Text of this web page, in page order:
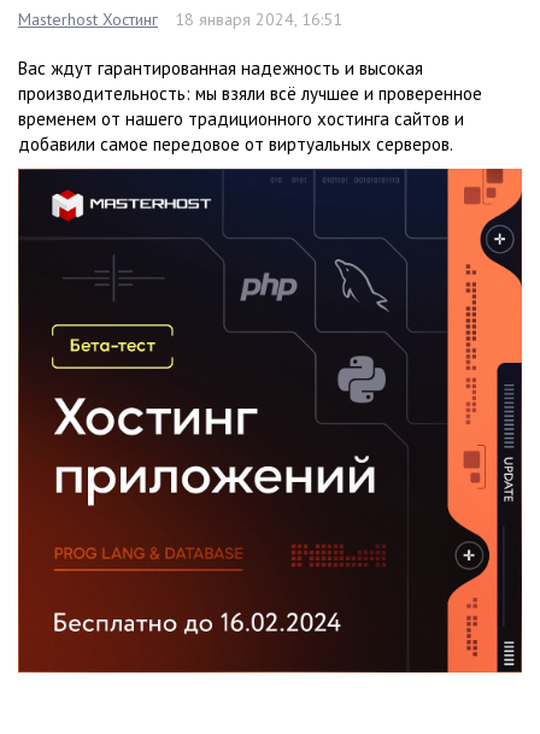
Masterhost Хостинг 18 января 2024, 16:51
Вас ждут гарантированная надежность и высокая
производительность: мы взяли всё лучшее и проверенное
временем от нашего традиционного хостинга сайтов и
добавили самое передовое от виртуальных серверов.